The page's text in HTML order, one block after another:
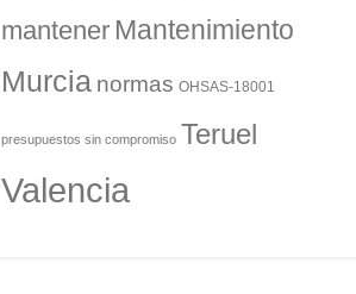
mantener Mantenimiento
Murcia normas OHSAS-18001
presupuestos sin compromiso Teruel
Valencia